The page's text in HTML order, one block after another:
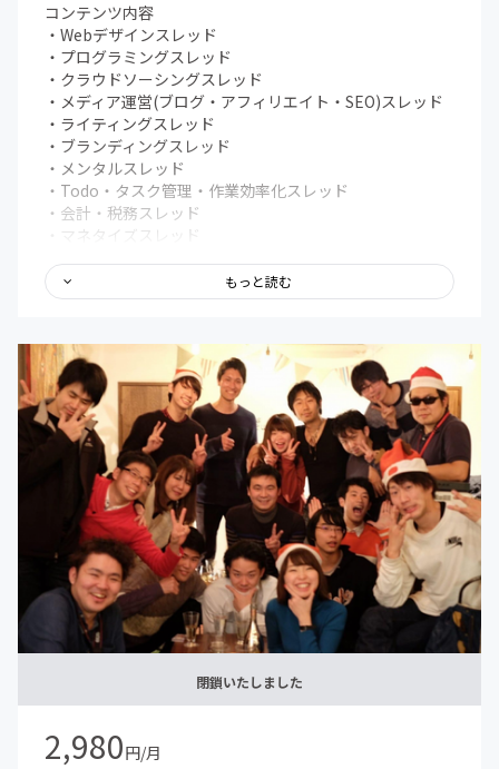
コンテンツ内容
・Webデザインスレッド
・プログラミングスレッド
・クラウドソーシングスレッド
・メディア運営(ブログ・アフィリエイト・SEO)スレッド
・ライティングスレッド
・ブランディングスレッド
・メンタルスレッド
・Todo・タスク管理・作業効率化スレッド
・会計・税務スレッド
・マネタイズスレッド
・各講師に質問スレッド
・息抜きスレッド
・仕事依頼スレッド
・オンライン朝活スレッド
・Todo・作業報告スレッド
その他にもオフラインでの勉強会やイベント、ゲストを招
いての対談なども予定してます。
参加者の方も受け身にならず、一緒にコンテンツを作り上
げれれば、と思います
もっと読む
閉鎖いたしました
2,980円/月